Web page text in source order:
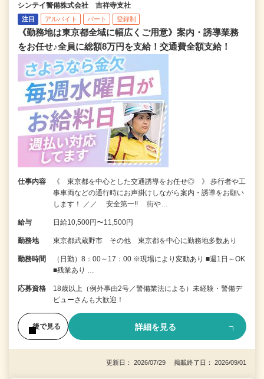
シンテイ警備株式会社 吉祥寺支社
注目 アルバイト パート 登録制
《勤務地は東京都全域に幅広くご用意》案内・誘導業務
をお任せ♪全員に総額8万円を支給！交通費全額支給！
仕事内容
《 東京都を中心とした交通誘導をお任せ◎ 》 歩行者や工
事車両などの通行時にお声掛けしながら案内・誘導をお願い
します！ ／／ 安全第一!! 街や…
給与 日給10,500円〜11,500円
勤務地 東京都武蔵野市 その他 東京都を中心に勤務地多数あり
勤務時間
（日勤）8：00～17：00 ※現場により変動あり ■週1日～OK
■残業あり …
応募資格
18歳以上（例外事由2号／警備業法による）未経験・警備デ
ビューさんも大歓迎！
後で見る 詳細を見る
更新日： 2026/07/29 掲載終了日： 2026/09/01